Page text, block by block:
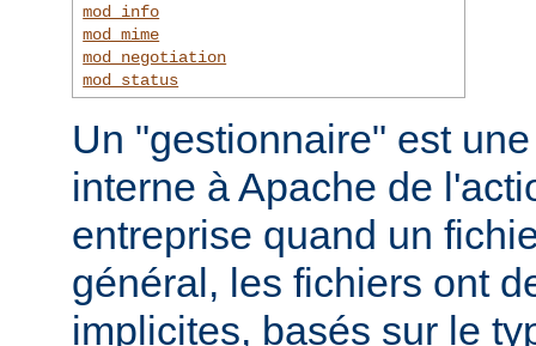
mod_info
mod_mime
mod_negotiation
mod_status
Un "gestionnaire" est
interne à Apache de
entreprise quand un
général, les fichiers ont
implicites, basés sur le